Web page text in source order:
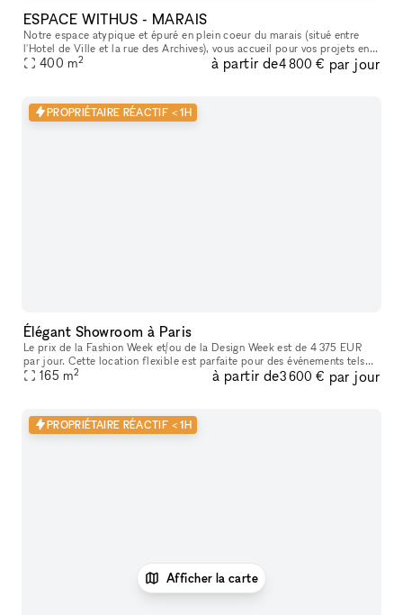
ESPACE WITHUS - MARAIS
Notre espace atypique et épuré en plein coeur du marais (situé entre
l'Hotel de Ville et la rue des Archives), vous accueil pour vos projets en
tout genre : Shooting/tournage , défilé , showroom , pr
400 m2 à partir de4 800 € par jour
PROPRIÉTAIRE RÉACTIF < 1H
Élégant Showroom à Paris
Le prix de la Fashion Week et/ou de la Design Week est de 4 375 EUR
par jour. Cette location flexible est parfaite pour des événements tels
que des expositions d'art, offrant des services supplémenta
165 m2 à partir de3 600 € par jour
PROPRIÉTAIRE RÉACTIF < 1H
Afficher la carte